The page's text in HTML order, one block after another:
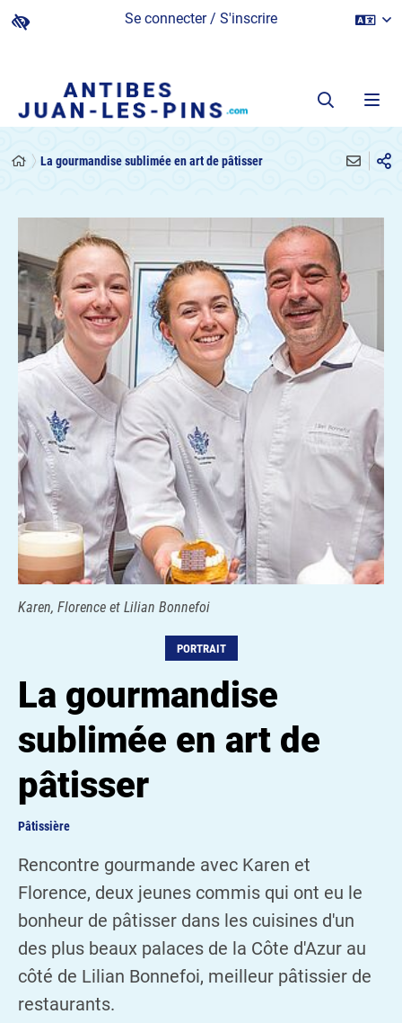
Se connecter / S'inscrire
La gourmandise sublimée en art de pâtisser
Karen, Florence et Lilian Bonnefoi
PORTRAIT
La gourmandise
sublimée en art de
pâtisser
Pâtissière
Rencontre gourmande avec Karen et
Florence, deux jeunes commis qui ont eu le
bonheur de pâtisser dans les cuisines d'un
des plus beaux palaces de la Côte d'Azur au
côté de Lilian Bonnefoi, meilleur pâtissier de
restaurants.